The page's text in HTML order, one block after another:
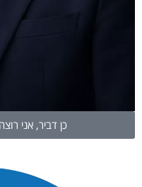
כן דביר, אני